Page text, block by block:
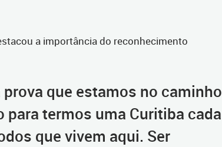
a importância do reconhecimento
prova que estamos no caminho
para termos uma Curitiba cada
que vivem aqui. Ser